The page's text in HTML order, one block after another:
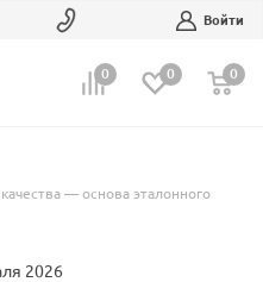
Войти
0 0 0
— основа эталонного
2026